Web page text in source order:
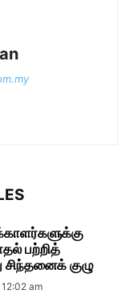
பற்றித்
சிந்தனைக் குழு
am